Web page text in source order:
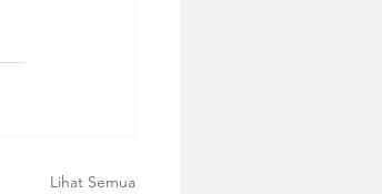
Lihat Semua